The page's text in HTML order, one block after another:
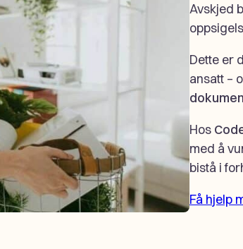
Avskjed
Dette er
ansatt –
Hos
med å
bistå i
Få hjelp